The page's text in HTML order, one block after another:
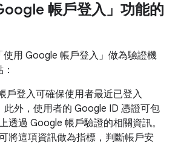
帳戶登入」功能的
用 Google 帳戶登入」做為驗證機
戶登入可確保使用者最近已登入
此外，使用者的 Google ID 憑證可包
透過 Google 帳戶驗證的相關資訊。
將這項資訊做為指標，判斷帳戶安